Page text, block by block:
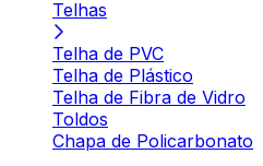
Telhas
Telha de PVC
Telha de Plástico
Telha de Fibra de Vidro
Toldos
Chapa de Policarbonato